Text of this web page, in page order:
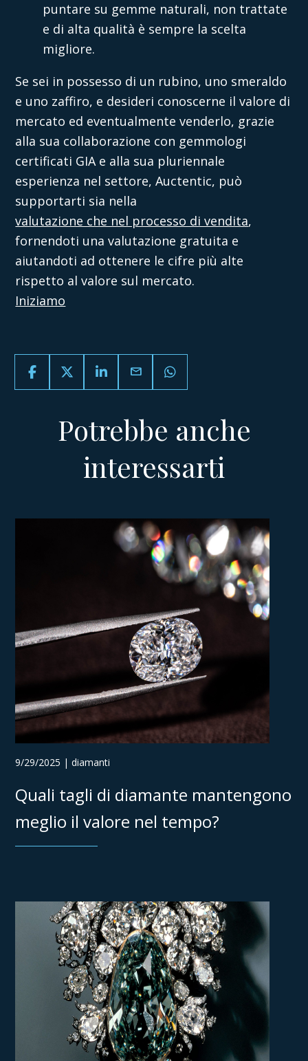
puntare su gemme naturali, non trattate
e di alta qualità è sempre la scelta
migliore.
Se sei in possesso di un rubino, uno smeraldo
e uno zaffiro, e desideri conoscerne il valore di
mercato ed eventualmente venderlo, grazie
alla sua collaborazione con gemmologi
certificati GIA e alla sua pluriennale
esperienza nel settore, Auctentic, può
supportarti sia nella
valutazione che nel processo di vendita,
fornendoti una valutazione gratuita e
aiutandoti ad ottenere le cifre più alte
rispetto al valore sul mercato.
Iniziamo
email
Potrebbe anche
interessarti
9/29/2025 | diamanti
Quali tagli di diamante mantengono
meglio il valore nel tempo?